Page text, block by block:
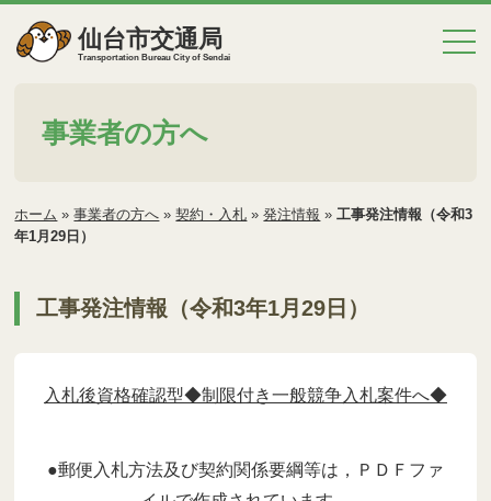
仙台市交通局
Transportation Bureau City of Sendai
事業者の方へ
ホーム »事業者の方へ »契約・入札 »発注情報 »工事発注情報（令和3
年1月29日）
工事発注情報（令和3年1月29日）
入札後資格確認型◆制限付き一般競争入札案件へ◆
●郵便入札方法及び契約関係要綱等は，ＰＤＦファ